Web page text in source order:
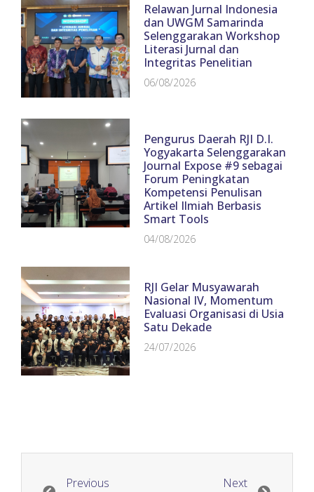
Relawan Jurnal Indonesia
dan UWGM Samarinda
Selenggarakan Workshop
Literasi Jurnal dan
Integritas Penelitian
06/08/2026
Pengurus Daerah RJI D.I.
Yogyakarta Selenggarakan
Journal Expose #9 sebagai
Forum Peningkatan
Kompetensi Penulisan
Artikel Ilmiah Berbasis
Smart Tools
04/08/2026
RJI Gelar Musyawarah
Nasional IV, Momentum
Evaluasi Organisasi di Usia
Satu Dekade
24/07/2026
Previous
Next